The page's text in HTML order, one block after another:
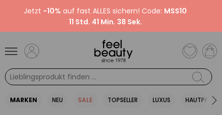
Jetzt -10% auf fast ALLES sichern! Code: MSS10
11 Std. 41 Min. 37 Sek.
MARKEN NEU SALE TOPSELLER LUXUS HAUTPFLEGE